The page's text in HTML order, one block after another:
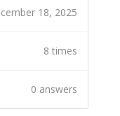
18, 2025
8 times
0 answers